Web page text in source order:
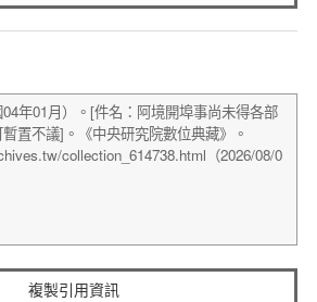
複製引用資訊